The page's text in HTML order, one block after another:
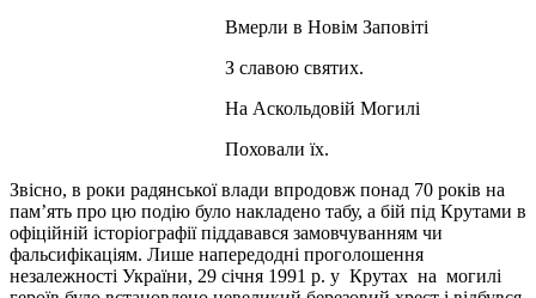
Вмерли в Новім Заповіті
З славою святих.
На Аскольдовій Могилі
Поховали їх.
Звісно, в роки радянської влади впродовж понад 70 років на
пам’ять про цю подію було накладено табу, а бій під Крутами в
офіційній історіографії піддавався замовчуванням чи
фальсифікаціям. Лише напередодні проголошення
незалежності України, 29 січня 1991 р. у Крутах на могилі